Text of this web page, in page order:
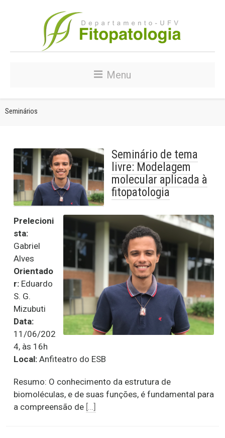
Menu
Seminários
Seminário de tema
livre: Modelagem
molecular aplicada à
fitopatologia
Prelecioni
sta:
Gabriel
Alves
Orientado
r: Eduardo
S. G.
Mizubuti
Data:
11/06/202
4, às 16h
Local: Anfiteatro do ESB
Resumo: O conhecimento da estrutura de
biomoléculas, e de suas funções, é fundamental para
a compreensão de […]